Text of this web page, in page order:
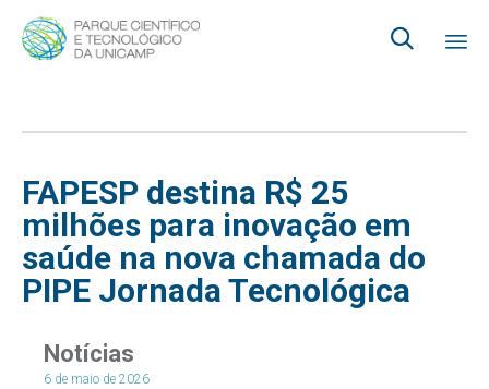

FAPESP destina R$ 25
milhões para inovação em
saúde na nova chamada do
PIPE Jornada Tecnológica
Notícias
6 de maio de 2026